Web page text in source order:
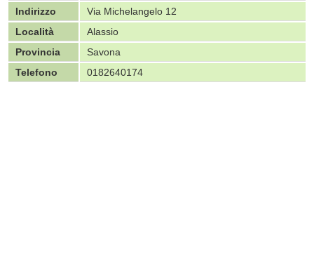
Indirizzo
Via Michelangelo 12
Località
Alassio
Provincia
Savona
Telefono
0182640174